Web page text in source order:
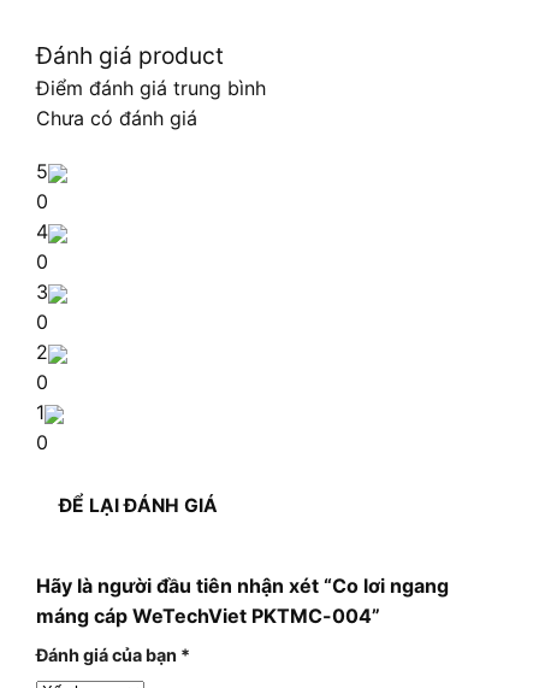
Đánh giá product
Điểm đánh giá trung bình
Chưa có đánh giá
5
0
4
0
3
0
2
0
1
0
ĐỂ LẠI ĐÁNH GIÁ
Hãy là người đầu tiên nhận xét “Co lơi ngang
máng cáp WeTechViet PKTMC-004”
Đánh giá của bạn *